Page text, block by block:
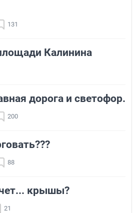
131
Калинина
дорога и светофор.
200
88
крышы?
21